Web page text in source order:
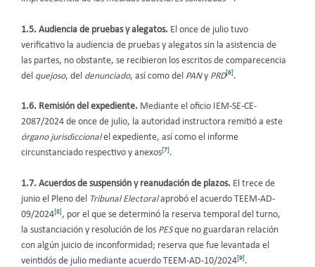
1.5. Audiencia de pruebas y alegatos. El once de julio tuvo
verificativo la audiencia de pruebas y alegatos sin la asistencia de
las partes, no obstante, se recibieron los escritos de comparecencia
del quejoso, del denunciado, así como del PANy PRD[6] .
1.6. Remisión del expediente. Mediante el oficio IEM-SE-CE-
2087/2024 de once de julio, la autoridad instructora remitió a este
órgano jurisdiccionalel expediente, así como el informe
circunstanciado respectivo y anexos[7].
1.7. Acuerdos de suspensión y reanudación de plazos. El trece de
junio el Pleno del
Tribunal Electoralaprobó el acuerdo TEEM-AD-
09/2024[8], por el que se determinó la reserva temporal del turno,
la sustanciación y resolución de los PESque no guardaran relación
con algún juicio de inconformidad; reserva que fue levantada el
veintidós de julio mediante acuerdo TEEM-AD-10/2024[9].